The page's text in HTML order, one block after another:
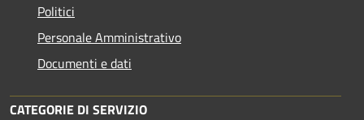
Politici
Personale Amministrativo
Documenti e dati
CATEGORIE DI SERVIZIO